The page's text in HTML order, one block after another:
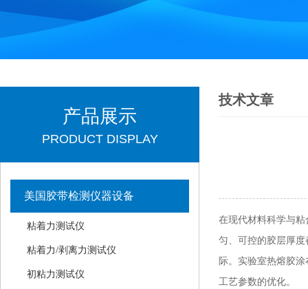
产品展示
PRODUCT DISPLAY
美国胶带检测仪器设备
粘着力测试仪
粘着力/剥离力测试仪
初粘力测试仪
技术文章
在现代材料科学与
匀、可控的胶层厚
际。实验室热熔胶
工艺参数的优化。